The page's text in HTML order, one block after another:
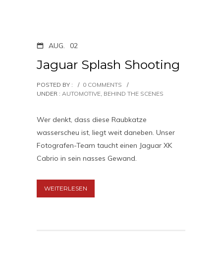
AUG. 02
Jaguar Splash Shooting
POSTED BY : / 0 COMMENTS
/
UNDER : AUTOMOTIVE, BEHIND THE SCENES
Wer denkt, dass diese Raubkatze
wasserscheu ist, liegt weit daneben. Unser
Fotografen-Team taucht einen Jaguar XK
Cabrio in sein nasses Gewand.
WEITERLESEN